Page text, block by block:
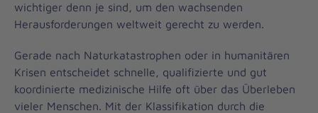
wichtiger denn je sind, um den wachsenden
Herausforderungen weltweit gerecht zu werden.
Gerade nach Naturkatastrophen oder in humanitären
Krisen entscheidet schnelle, qualifizierte und gut
koordinierte medizinische Hilfe oft über das Überleben
vieler Menschen. Mit der Klassifikation durch die